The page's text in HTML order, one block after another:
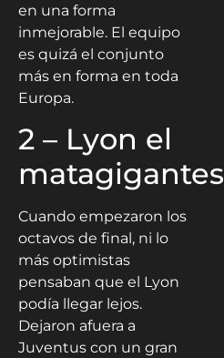
en una forma
inmejorable. El equipo
es quizá el conjunto
más en forma en toda
Europa.
2 – Lyon el
matagigantes
Cuando empezaron los
octavos de final, ni lo
más optimistas
pensaban que el Lyon
podía llegar lejos.
Dejaron afuera a
Juventus con un gran